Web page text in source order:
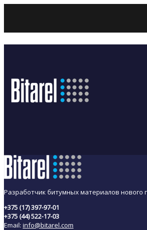
Разработчик битумных материалов нового
+375 (17) 397-97-01
+375 (44) 522-17-03
Email: info@bitarel.com